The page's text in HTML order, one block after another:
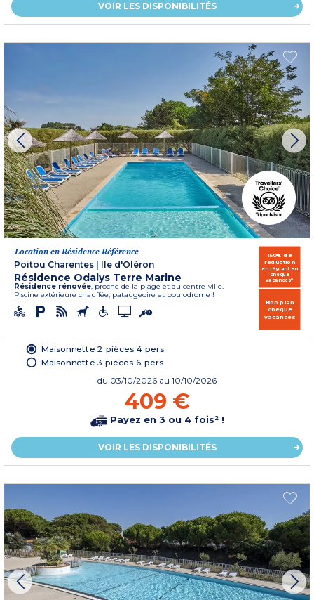
VOIR LES DISPONIBILITÉS
Location en Résidence Référence
Poitou Charentes | Ile d'Oléron
Résidence Odalys Terre Marine
Résidence rénovée , proche de la plage et du centre-ville.
Piscine extérieure chauffée, pataugeoire et boulodrome !
150€ de
réduction
en réglant en
chèque
vacances*
Bon plan
chèque
vacances
Maisonnette 2 pièces 4 pers.
Maisonnette 3 pièces 6 pers.
du 03/10/2026 au 10/10/2026
409 €
Payez en 3 ou 4 fois² !
VOIR LES DISPONIBILITÉS